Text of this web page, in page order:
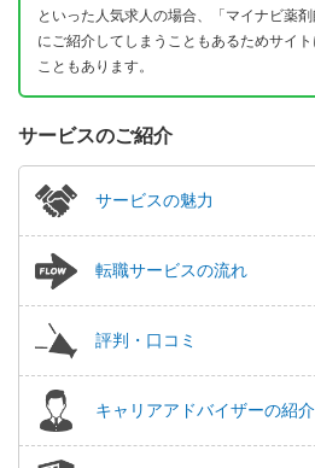
といった人気求人の場合、「マイナビ薬
にご紹介してしまうこともあるためサイ
こともあります。
サービスのご紹介
サービスの魅力
転職サービスの流れ
評判・口コミ
キャリアアドバイザーの紹介